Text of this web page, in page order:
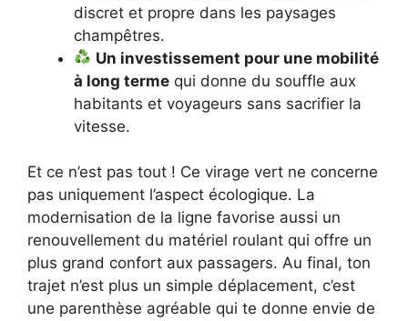
discret et propre dans les paysages
champêtres.
Un investissement pour une mobilité
à long terme qui donne du souffle aux
habitants et voyageurs sans sacrifier la
vitesse.
Et ce n’est pas tout ! Ce virage vert ne concerne
pas uniquement l’aspect écologique. La
modernisation de la ligne favorise aussi un
renouvellement du matériel roulant qui offre un
plus grand confort aux passagers. Au final, ton
trajet n’est plus un simple déplacement, c’est
une parenthèse agréable qui te donne envie de